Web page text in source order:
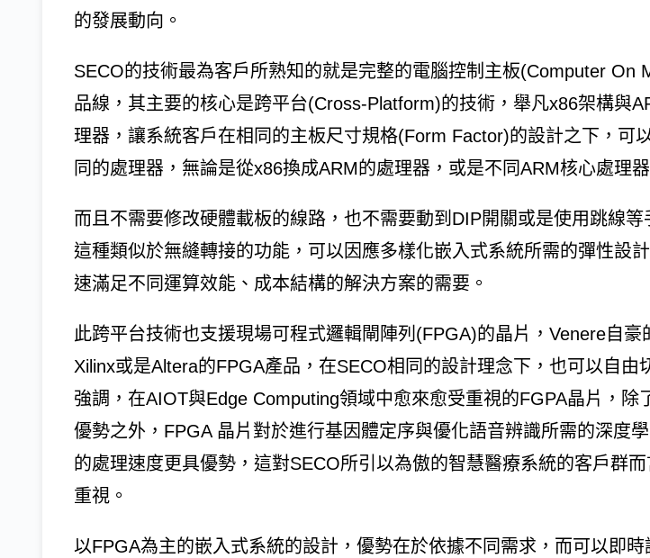
的發展動向。
SECO的技術最為客戶所熟知的就是完整的電腦控制主板(Computer On
品線，其主要的核心是跨平台(Cross-Platform)的技術，舉凡x86架構與
理器，讓系統客戶在相同的主板尺寸規格(Form Factor)的設計之下，可
同的處理器，無論是從x86換成ARM的處理器，或是不同ARM核心處理
而且不需要修改硬體載板的線路，也不需要動到DIP開關或是使用跳線等
這種類似於無縫轉接的功能，可以因應多樣化嵌入式系統所需的彈性設
速滿足不同運算效能、成本結構的解決方案的需要。
此跨平台技術也支援現場可程式邏輯閘陣列(FPGA)的晶片，Venere自豪
Xilinx或是Altera的FPGA產品，在SECO相同的設計理念下，也可以自由
強調，在AIOT與Edge Computing領域中愈來愈受重視的FGPA晶片，除
優勢之外，FPGA 晶片對於進行基因體定序與優化語音辨識所需的深度
的處理速度更具優勢，這對SECO所引以為傲的智慧醫療系統的客戶群而
重視。
以FPGA為主的嵌入式系統的設計，優勢在於依據不同需求，而可以即時